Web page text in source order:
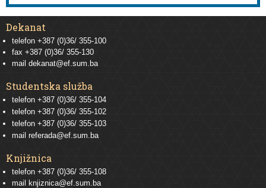
Dekanat
telefon +387 (0)36/ 355-100
fax +387 (0)36/ 355-130
mail dekanat@ef.sum.ba
Studentska služba
telefon +387 (0)36/ 355-104
telefon +387 (0)36/ 355-102
telefon +387 (0)36/ 355-103
mail referada@ef.sum.ba
Knjižnica
telefon +387 (0)36/ 355-108
mail knjiznica@ef.sum.ba